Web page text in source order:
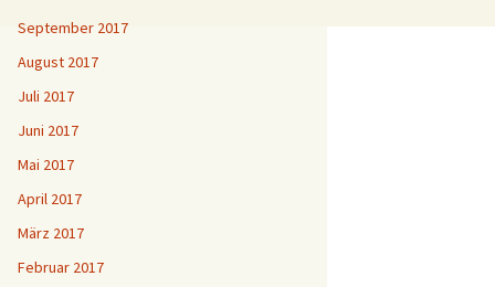
September 2017
August 2017
Juli 2017
Juni 2017
Mai 2017
April 2017
März 2017
Februar 2017